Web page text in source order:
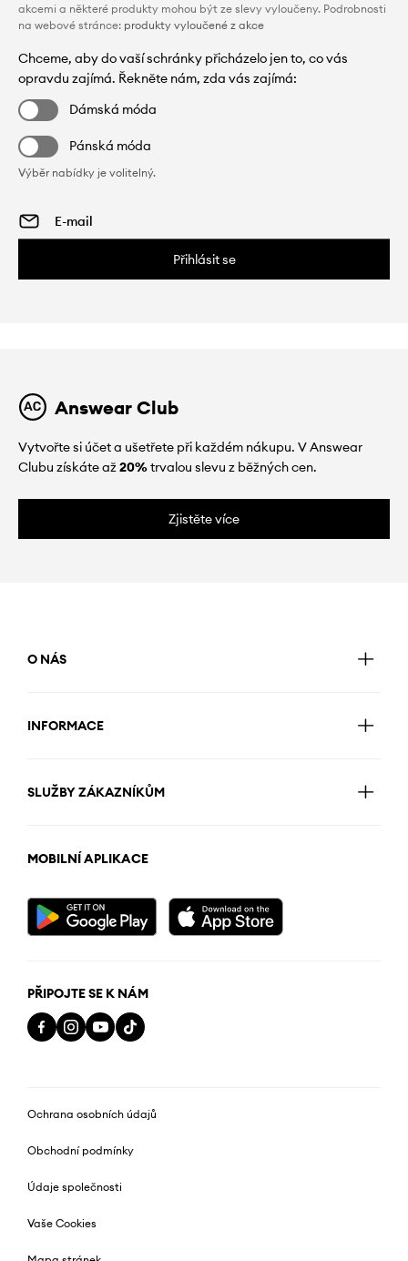
akcemi a některé produkty mohou být ze slevy vyloučeny. Podrobnosti
na webové stránce: produkty vyloučené z akce
Chceme, aby do vaší schránky přicházelo jen to, co vás
opravdu zajímá. Řekněte nám, zda vás zajímá:
Dámská móda
Pánská móda
Výběr nabídky je volitelný.
Přihlásit se
Answear Club
Vytvořte si účet a ušetřete při každém nákupu. V Answear
Clubu získáte až20%trvalou slevu z běžných cen.
Zjistěte více
O NÁS
INFORMACE
SLUŽBY ZÁKAZNÍKŮM
MOBILNÍ APLIKACE
PŘIPOJTE SE K NÁM
Ochrana osobních údajů
Obchodní podmínky
Údaje společnosti
Vaše Cookies